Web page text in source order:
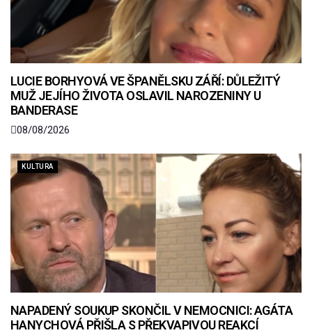
LUCIE BORHYOVÁ VE ŠPANĚLSKU ZÁŘÍ: DŮLEŽITÝ
MUŽ JEJÍHO ŽIVOTA OSLAVIL NAROZENINY U
BANDERASE
08/08/2026
KULTURA
NAPADENÝ SOUKUP SKONČIL V NEMOCNICI: AGÁTA
HANYCHOVÁ PŘIŠLA S PŘEKVAPIVOU REAKCÍ